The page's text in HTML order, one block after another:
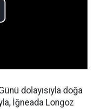
dolayısıyla doğa
İğneada Longoz